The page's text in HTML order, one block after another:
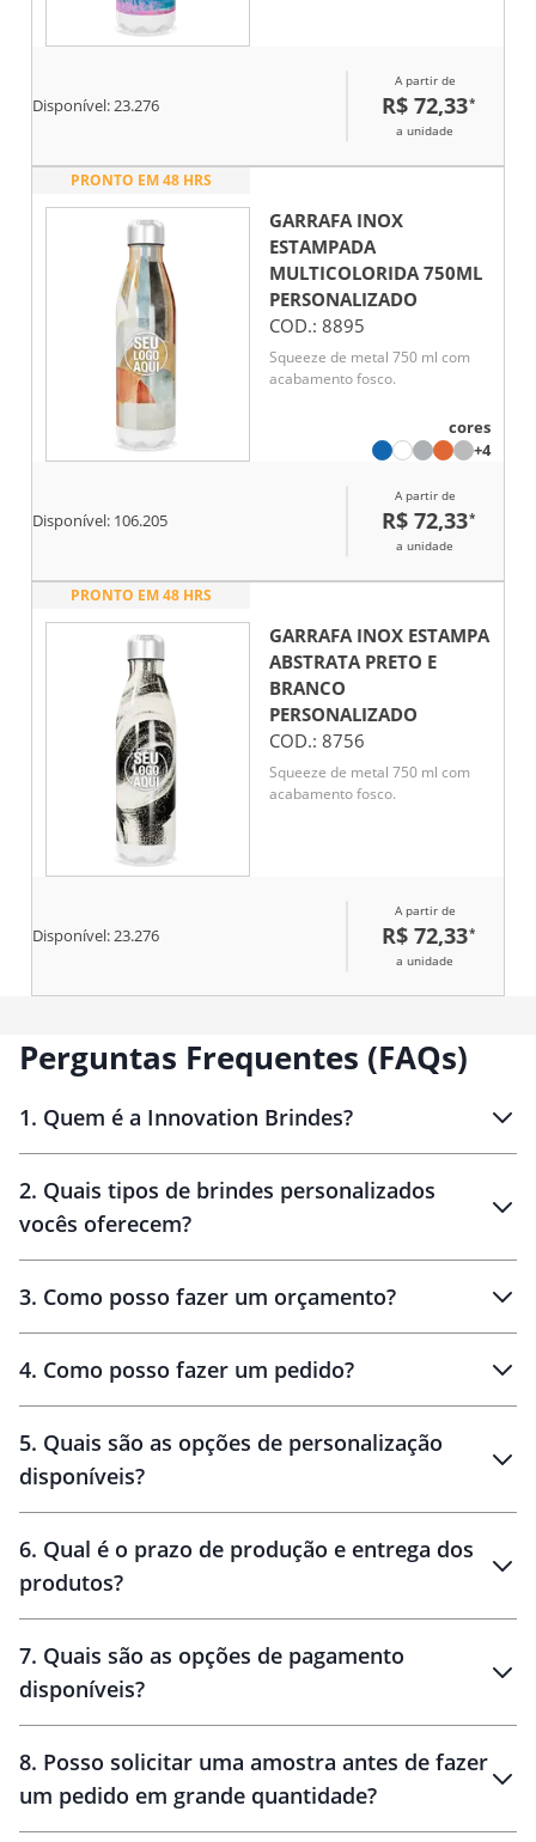
Disponível:23.276
A partir de
R$ 72,33*
a unidade
PRONTO EM 48 HRS
GARRAFA INOX
ESTAMPADA
MULTICOLORIDA 750ML
PERSONALIZADO
COD.: 8895
Squeeze de metal 750 ml com
acabamento fosco.
cores
+4
Disponível: 106.205
A partir de
R$ 72,33*
a unidade
PRONTO EM 48 HRS
GARRAFA INOX ESTAMPA
ABSTRATA PRETO E
BRANCO
PERSONALIZADO
COD.: 8756
Squeeze de metal 750 ml com
acabamento fosco.
Disponível:23.276
A partir de
R$ 72,33*
a unidade
Perguntas Frequentes (FAQs)
1. Quem é a Innovation Brindes?
Brindes personalizados
2. Quais tipos de brindes personalizados
vocês oferecem?
personalizados
3. Como posso fazer um orçamento?
brinde
personalização
4. Como posso fazer um pedido?
amostra virtual
5. Quais são as opções de personalização
disponíveis?
6. Qual é o prazo de produção e entrega dos
produtos?
10 dias
brinde
48 horas
7. Quais são as opções de pagamento
disponíveis?
8. Posso solicitar uma amostra antes de fazer
um pedido em grande quantidade?